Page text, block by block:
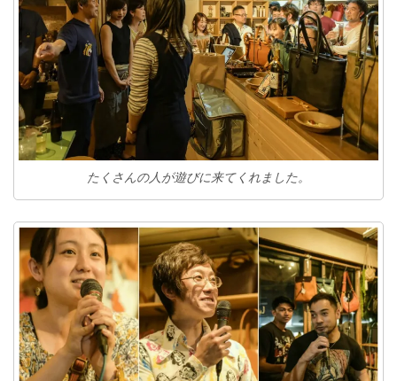
たくさんの人が遊びに来てくれました。